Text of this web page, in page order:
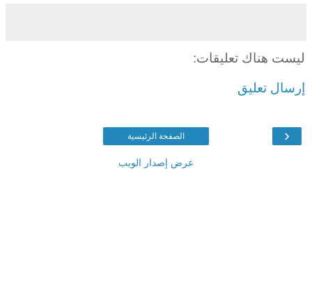
ليست هناك تعليقات:
إرسال تعليق
‹ الصفحة الرئيسية
عرض إصدار الويب